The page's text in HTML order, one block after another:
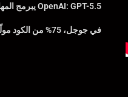
OpenAI: GPT-5.5 يبرمج المهام بذكاء متطور
في جوجل، 75% من الكود مولّد بالذكاء الاصطناعي